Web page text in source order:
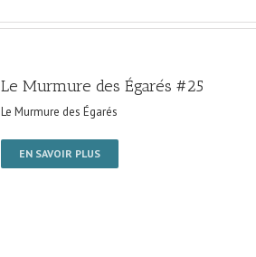
Le Murmure des Égarés #25
Le Murmure des Égarés
EN SAVOIR PLUS